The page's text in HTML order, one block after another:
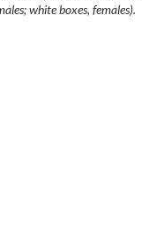
white boxes, females).